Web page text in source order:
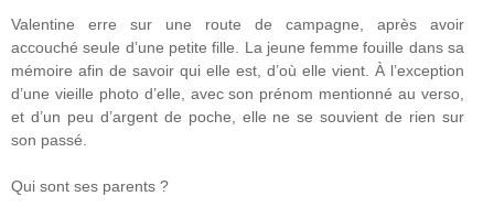
Valentine erre sur une route de campagne, après avoir
accouché seule d’une petite fille. La jeune femme fouille dans sa
mémoire afin de savoir qui elle est, d’où elle vient. À l’exception
d’une vieille photo d’elle, avec son prénom mentionné au verso,
et d’un peu d’argent de poche, elle ne se souvient de rien sur
son passé.
Qui sont ses parents ?